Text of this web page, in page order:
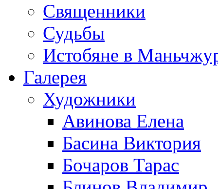
Священники
Судьбы
Истобяне в
Галерея
Художники
Авинова Елена
Басина Виктория
Бочаров Тарас